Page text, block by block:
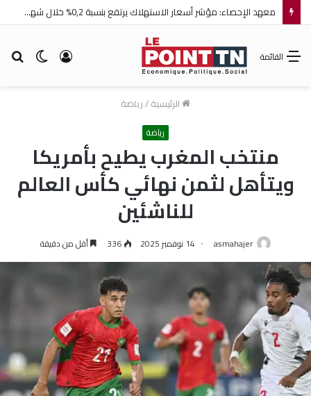
معهد الإحصاء: مؤشر أسعار الاستهلاك يرتفع بنسبة 0,2% خلال شهر جويلية 2026
الوضع تسجيل
القائمة
الرئيسية/رياضة
رياضة
منتخب المغرب يطيح بأمريكا
ويتأهل لثمن نهائي كأس العالم
للناشئين
asmahajer 14 نوفمبر 2025 336 أقل من دقيقة